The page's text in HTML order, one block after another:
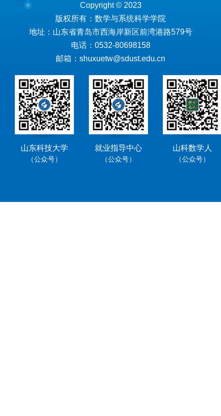
Copyright © 2023
版权所有：数学与系统科学学院
地址：山东省青岛市西海岸新区前湾港路579号
电话：0532-80698158
邮箱：shuxuetw@sdust.edu.cn
山东科技大学
（公众号）
就业指导中心
（公众号）
山科数学人
（公众号）